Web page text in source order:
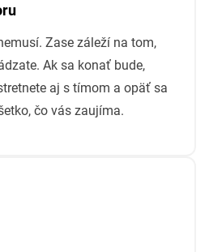
Zase záleží na tom,
Ak sa konať bude,
aj s tímom a opäť sa
čo vás zaujíma.